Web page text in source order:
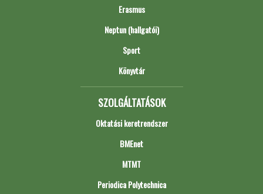
Erasmus
Neptun (hallgatói)
Sport
Könyvtár
SZOLGÁLTATÁSOK
Oktatási keretrendszer
BMEnet
MTMT
Periodica Polytechnica